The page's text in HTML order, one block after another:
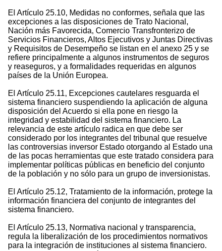
El Artículo 25.10, Medidas no conformes, señala que las
excepciones a las disposiciones de Trato Nacional,
Nación más Favorecida, Comercio Transfronterizo de
Servicios Financieros, Altos Ejecutivos y Juntas Directivas
y Requisitos de Desempeño se listan en el anexo 25 y se
refiere principalmente a algunos instrumentos de seguros
y reaseguros, y a formalidades requeridas en algunos
países de la Unión Europea.
El Artículo 25.11, Excepciones cautelares resguarda el
sistema financiero suspendiendo la aplicación de alguna
disposición del Acuerdo si ella pone en riesgo la
integridad y estabilidad del sistema financiero. La
relevancia de este artículo radica en que debe ser
considerado por los integrantes del tribunal que resuelve
las controversias inversor Estado otorgando al Estado una
de las pocas herramientas que este tratado considera para
implementar políticas públicas en beneficio del conjunto
de la población y no sólo para un grupo de inversionistas.
El Artículo 25.12, Tratamiento de la información, protege la
información financiera del conjunto de integrantes del
sistema financiero.
El Artículo 25.13, Normativa nacional y transparencia,
regula la liberalización de los procedimientos normativos
para la integración de instituciones al sistema financiero.